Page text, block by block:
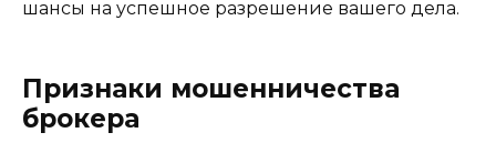
шансы на успешное разрешение вашего дела.
Признаки мошенничества
брокера